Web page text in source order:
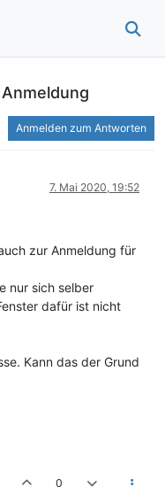
Anmelden zum Antworten
7. Mai 2020, 19:52
zur Anmeldung für
nur sich selber
dafür ist nicht
Kann das der Grund
0